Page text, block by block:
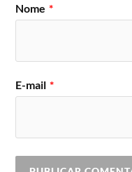
Nome *
E-mail *